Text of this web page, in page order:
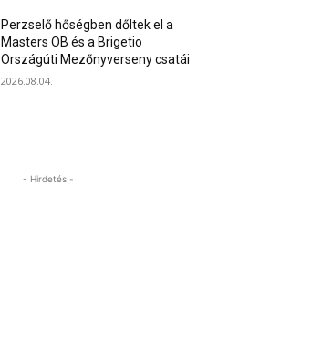
Perzselő hőségben dőltek el a
Masters OB és a Brigetio
Országúti Mezőnyverseny csatái
2026.08.04.
- Hirdetés -